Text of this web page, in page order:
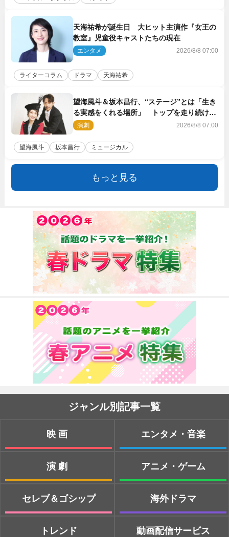
天海祐希が誕生日 大ヒット主演作『女王の
教室』児童役キャストたちの現在
エンタメ 2026/8/8 07:00
ライターコラム ドラマ 天海祐希
望海風斗＆坂本昌行、“ステージ”とは「生き
る実感をくれる場所」 トップを走り続ける
原動力を語る
演劇 2026/8/8 07:00
望海風斗 坂本昌行 ミュージカル
もっと見る
ジャンル別記事一覧
映画
演劇
セレブ＆ゴシップ
トレンド
エンタメ・音楽
アニメ・ゲーム
海外ドラマ
動画配信サービス